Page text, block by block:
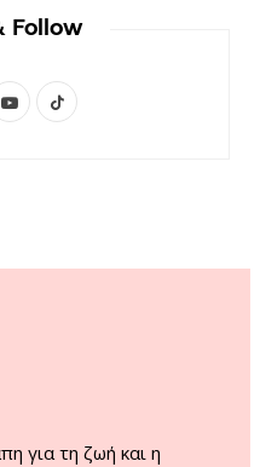
Follow
Y
u
T
o
για τη ζωή και η